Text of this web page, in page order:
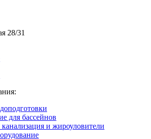
28/31
для бассейнов
и жироуловители